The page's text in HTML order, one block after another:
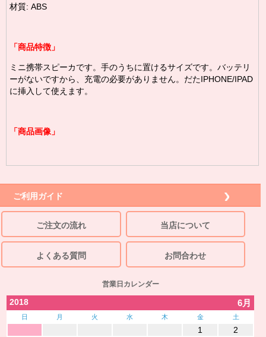
材質: ABS
「商品特徴」
ミニ携帯スピーカです。手のうちに置けるサイズです。 バッテリ
ーがないですから、充電の必要がありません。だたIPHONE/IPAD
に挿入して使えます。
「商品画像」
ご利用ガイド
ご注文の流れ 当店について
よくある質問 お問合わせ
営業日カレンダー
2018 6月
日 月 火 水 木 金 土
1
2